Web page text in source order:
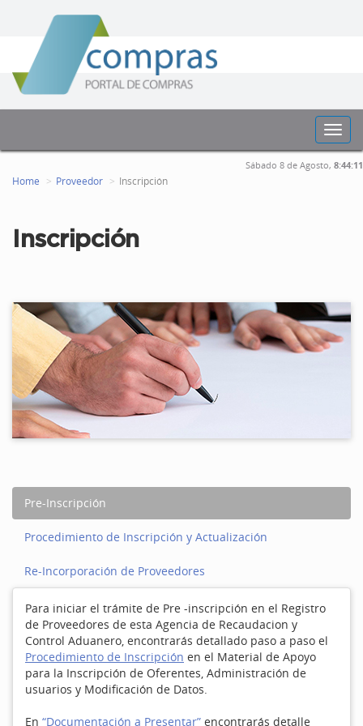
Sábado 8 de Agosto, 8:44:11
Home Proveedor Inscripción
Inscripción
Pre-Inscripción
Procedimiento de Inscripción y Actualización
Re-Incorporación de Proveedores
Para iniciar el trámite de Pre -inscripción en el Registro
de Proveedores de esta Agencia de Recaudacion y
Control Aduanero, encontrarás detallado paso a paso el
Procedimiento de Inscripción en el Material de Apoyo
para la Inscripción de Oferentes, Administración de
usuarios y Modificación de Datos.
En “Documentación a Presentar” encontrarás detalle